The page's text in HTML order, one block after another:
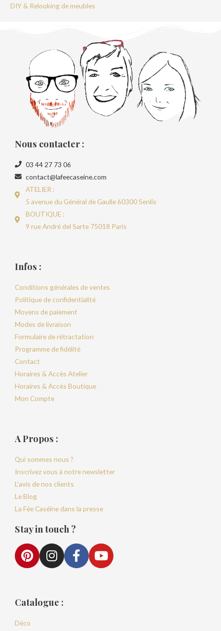
DIY & Relooking de meubles
Nous contacter :
03 44 27 73 06
contact@lafeecaseine.com
ATELIER :
5 avenue du Général de Gaulle 60300 Senlis
BOUTIQUE :
9 rue André del Sarte 75018 Paris
Infos :
Conditions générales de ventes
Politique de confidentialité
Moyens de paiement
Modes de livraison
Formulaire de rétractation
Programme de fidélité
Contact
Horaires & Accès Atelier
Horaires & Accès Boutique
Mon Compte
A Propos :
Qui sommes nous ?
Inscrivez vous à notre newsletter
L'avis de nos clients
Le Blog
La Fée Caséine dans la presse
Stay in touch ?
Catalogue :
Déco